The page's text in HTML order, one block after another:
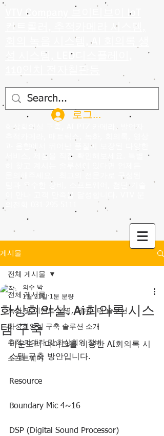
VTV Company 브이티브이 IoT
컨트롤러, 추적카메라 시스템,
회의 녹음 시스템, AI 회의록 생
성 시스템, LED디스플레이,
110인치 전자칠판등
로그인
화상회의실 구축, AI PTZ 카메라, 발언자
과 음향에서 뛰어난 품질이 보장된 다양한
서비스, 제품을 직접 확인해보세요. 특별
문의해주세요.
최고의 전문가로 구성된
팀과 우수한 장비, 소프트웨어, 첨단 기술
이 만나 고객 만족을 달성합니다. VTV 문
게시물
전체 게시물
녹화 및 이벤트 운영, 커뮤니티 솔루션
화상회의실 구축 솔루션 소개
추적 카메라 및 화상회의 장비
소프트웨어
전체 게시물
화상회의실. Ai회의록 시스
템 구축
의수 박
1월 21일 1분 분량
바운드리 마이크를 이용한 AI회의록 시
스템 구축 방안입니다.
Resource
Boundary Mic 4~16
DSP (Digital Sound Processor)